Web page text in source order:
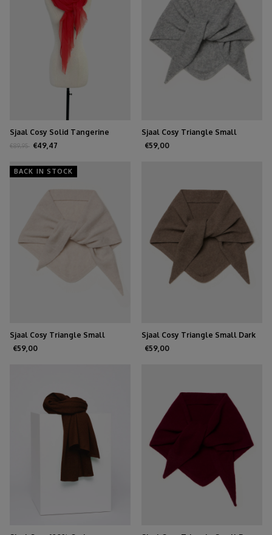
Sjaal Cosy Solid Tangerine
Tango
€89,95 €49,47
Sjaal Cosy Triangle Small
Medium Grey
€59,00
BACK IN STOCK
Sjaal Cosy Triangle Small
Oatmeal
€59,00
Sjaal Cosy Triangle Small Dark
Brown
€59,00